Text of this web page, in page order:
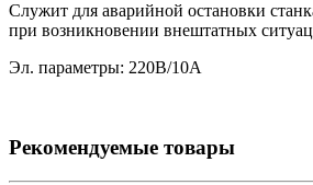
Служит для аварийной остановки
при возникновении внештатных
Эл. параметры: 220В/10А
Рекомендуемые товары